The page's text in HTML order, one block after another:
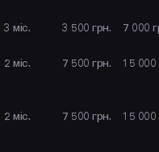
3 міс. 3 500 грн. 7 000
2 міс. 7 500 грн. 15 000
2 міс. 7 500 грн. 15 000